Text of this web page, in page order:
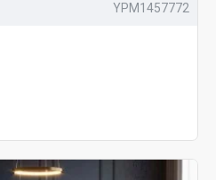
YPM1457772